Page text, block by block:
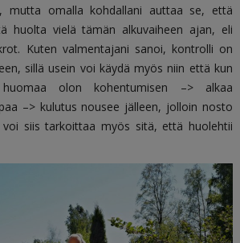
mutta omalla kohdallani auttaa se, että
huolta vielä tämän alkuvaiheen ajan, eli
Kuten valmentajani sanoi, kontrolli on
sillä usein voi käydä myös niin että kun
olon kohentumisen –> alkaa
–> kulutus nousee jälleen, jolloin nosto
voi siis tarkoittaa myös sitä, että huolehtii